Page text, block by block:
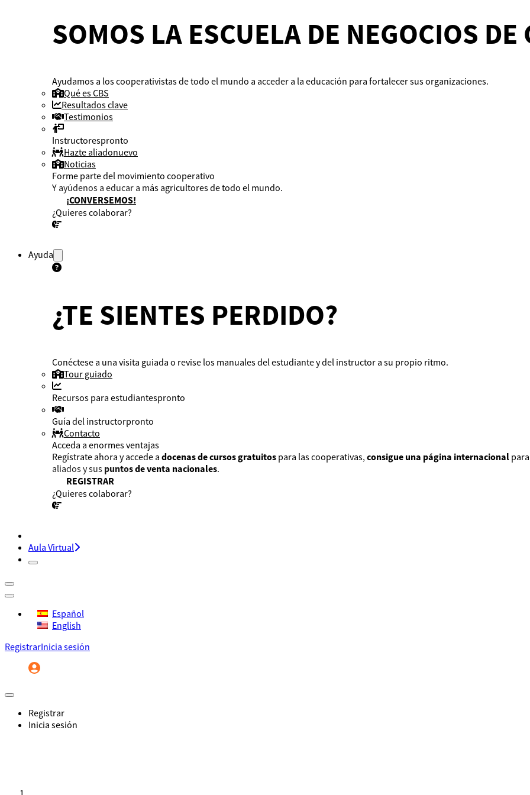
SOMOS LA ESCUELA DE NEGOCIOS DE
Ayudamos a los cooperativistas de todo el mundo a acceder a la educación para fortalecer sus organizaciones.
Qué es CBS
Resultados clave
Testimonios
Instructorespronto
Hazte aliadonuevo
Noticias
Forme parte del movimiento cooperativo
Y ayúdenos a educar a más agricultores de todo el mundo.
¡CONVERSEMOS!
¿Quieres colaborar?
Ayuda
¿TE SIENTES PERDIDO?
Conéctese a una visita guiada o revise los manuales del estudiante y del instructor a su propio ritmo.
Tour guiado
Recursos para estudiantespronto
Guía del instructorpronto
Contacto
Acceda a enormes ventajas
Regístrate ahora y accede a docenas de cursos gratuitos para las cooperativas, consigue una página internacional
aliados y sus puntos de venta nacionales.
REGISTRAR
¿Quieres colaborar?
Aula Virtual
Español
English
RegistrarInicia sesión
Registrar
Inicia sesión